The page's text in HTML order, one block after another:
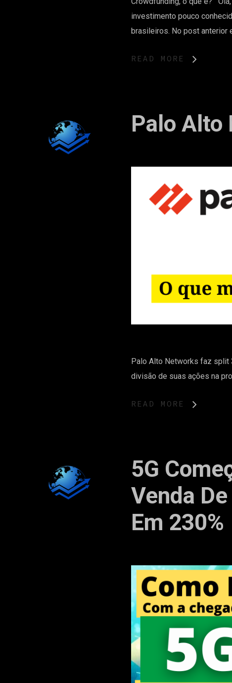
investimento pouco
brasileiros. No post anterior
READ MORE
Palo Alto
Palo Alto Networks faz
divisão de suas ações na
READ MORE
5G
Venda
Em 230%